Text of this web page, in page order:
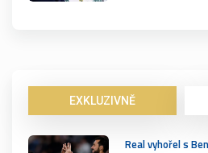
EXKLUZIVNĚ
Real vyhořel s